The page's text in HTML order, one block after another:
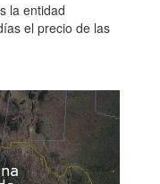
la entidad
el precio de las